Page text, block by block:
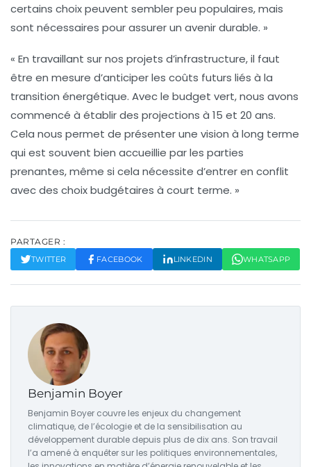
certains choix peuvent sembler peu populaires, mais
sont nécessaires pour assurer un avenir durable. »
« En travaillant sur nos projets d’infrastructure, il faut
être en mesure d’anticiper les coûts futurs liés à la
transition énergétique. Avec le budget vert, nous avons
commencé à établir des projections à 15 et 20 ans.
Cela nous permet de présenter une vision à long terme
qui est souvent bien accueillie par les parties
prenantes, même si cela nécessite d’entrer en conflit
avec des choix budgétaires à court terme. »
PARTAGER :
TWITTER FACEBOOK LINKEDIN WHATSAPP
Benjamin Boyer
Benjamin Boyer couvre les enjeux du changement
climatique, de l’écologie et de la sensibilisation au
développement durable depuis plus de dix ans. Son travail
l’a amené à enquêter sur les politiques environnementales,